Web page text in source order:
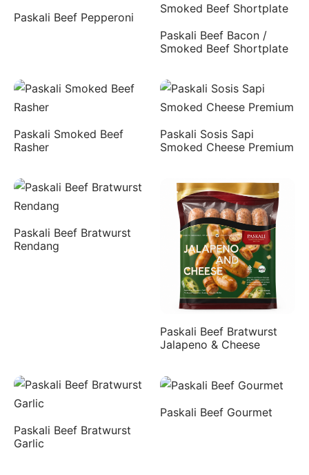
Paskali Beef Pepperoni
Paskali Beef Bacon /
Smoked Beef Shortplate
Paskali Smoked Beef
Rasher
Paskali Sosis Sapi
Smoked Cheese Premium
Paskali Beef Bratwurst
Rendang
Paskali Beef Bratwurst
Jalapeno & Cheese
Paskali Beef Bratwurst
Garlic
Paskali Beef Gourmet